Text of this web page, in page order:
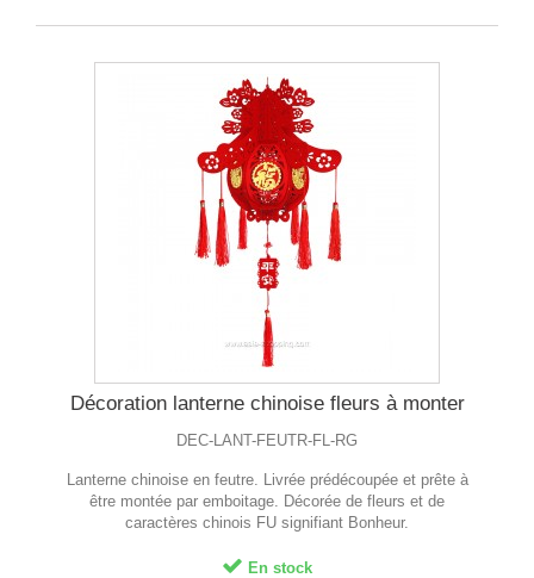
Décoration lanterne chinoise fleurs à monter
DEC-LANT-FEUTR-FL-RG
Lanterne chinoise en feutre. Livrée prédécoupée et prête à
être montée par emboitage. Décorée de fleurs et de
caractères chinois FU signifiant Bonheur.
En stock